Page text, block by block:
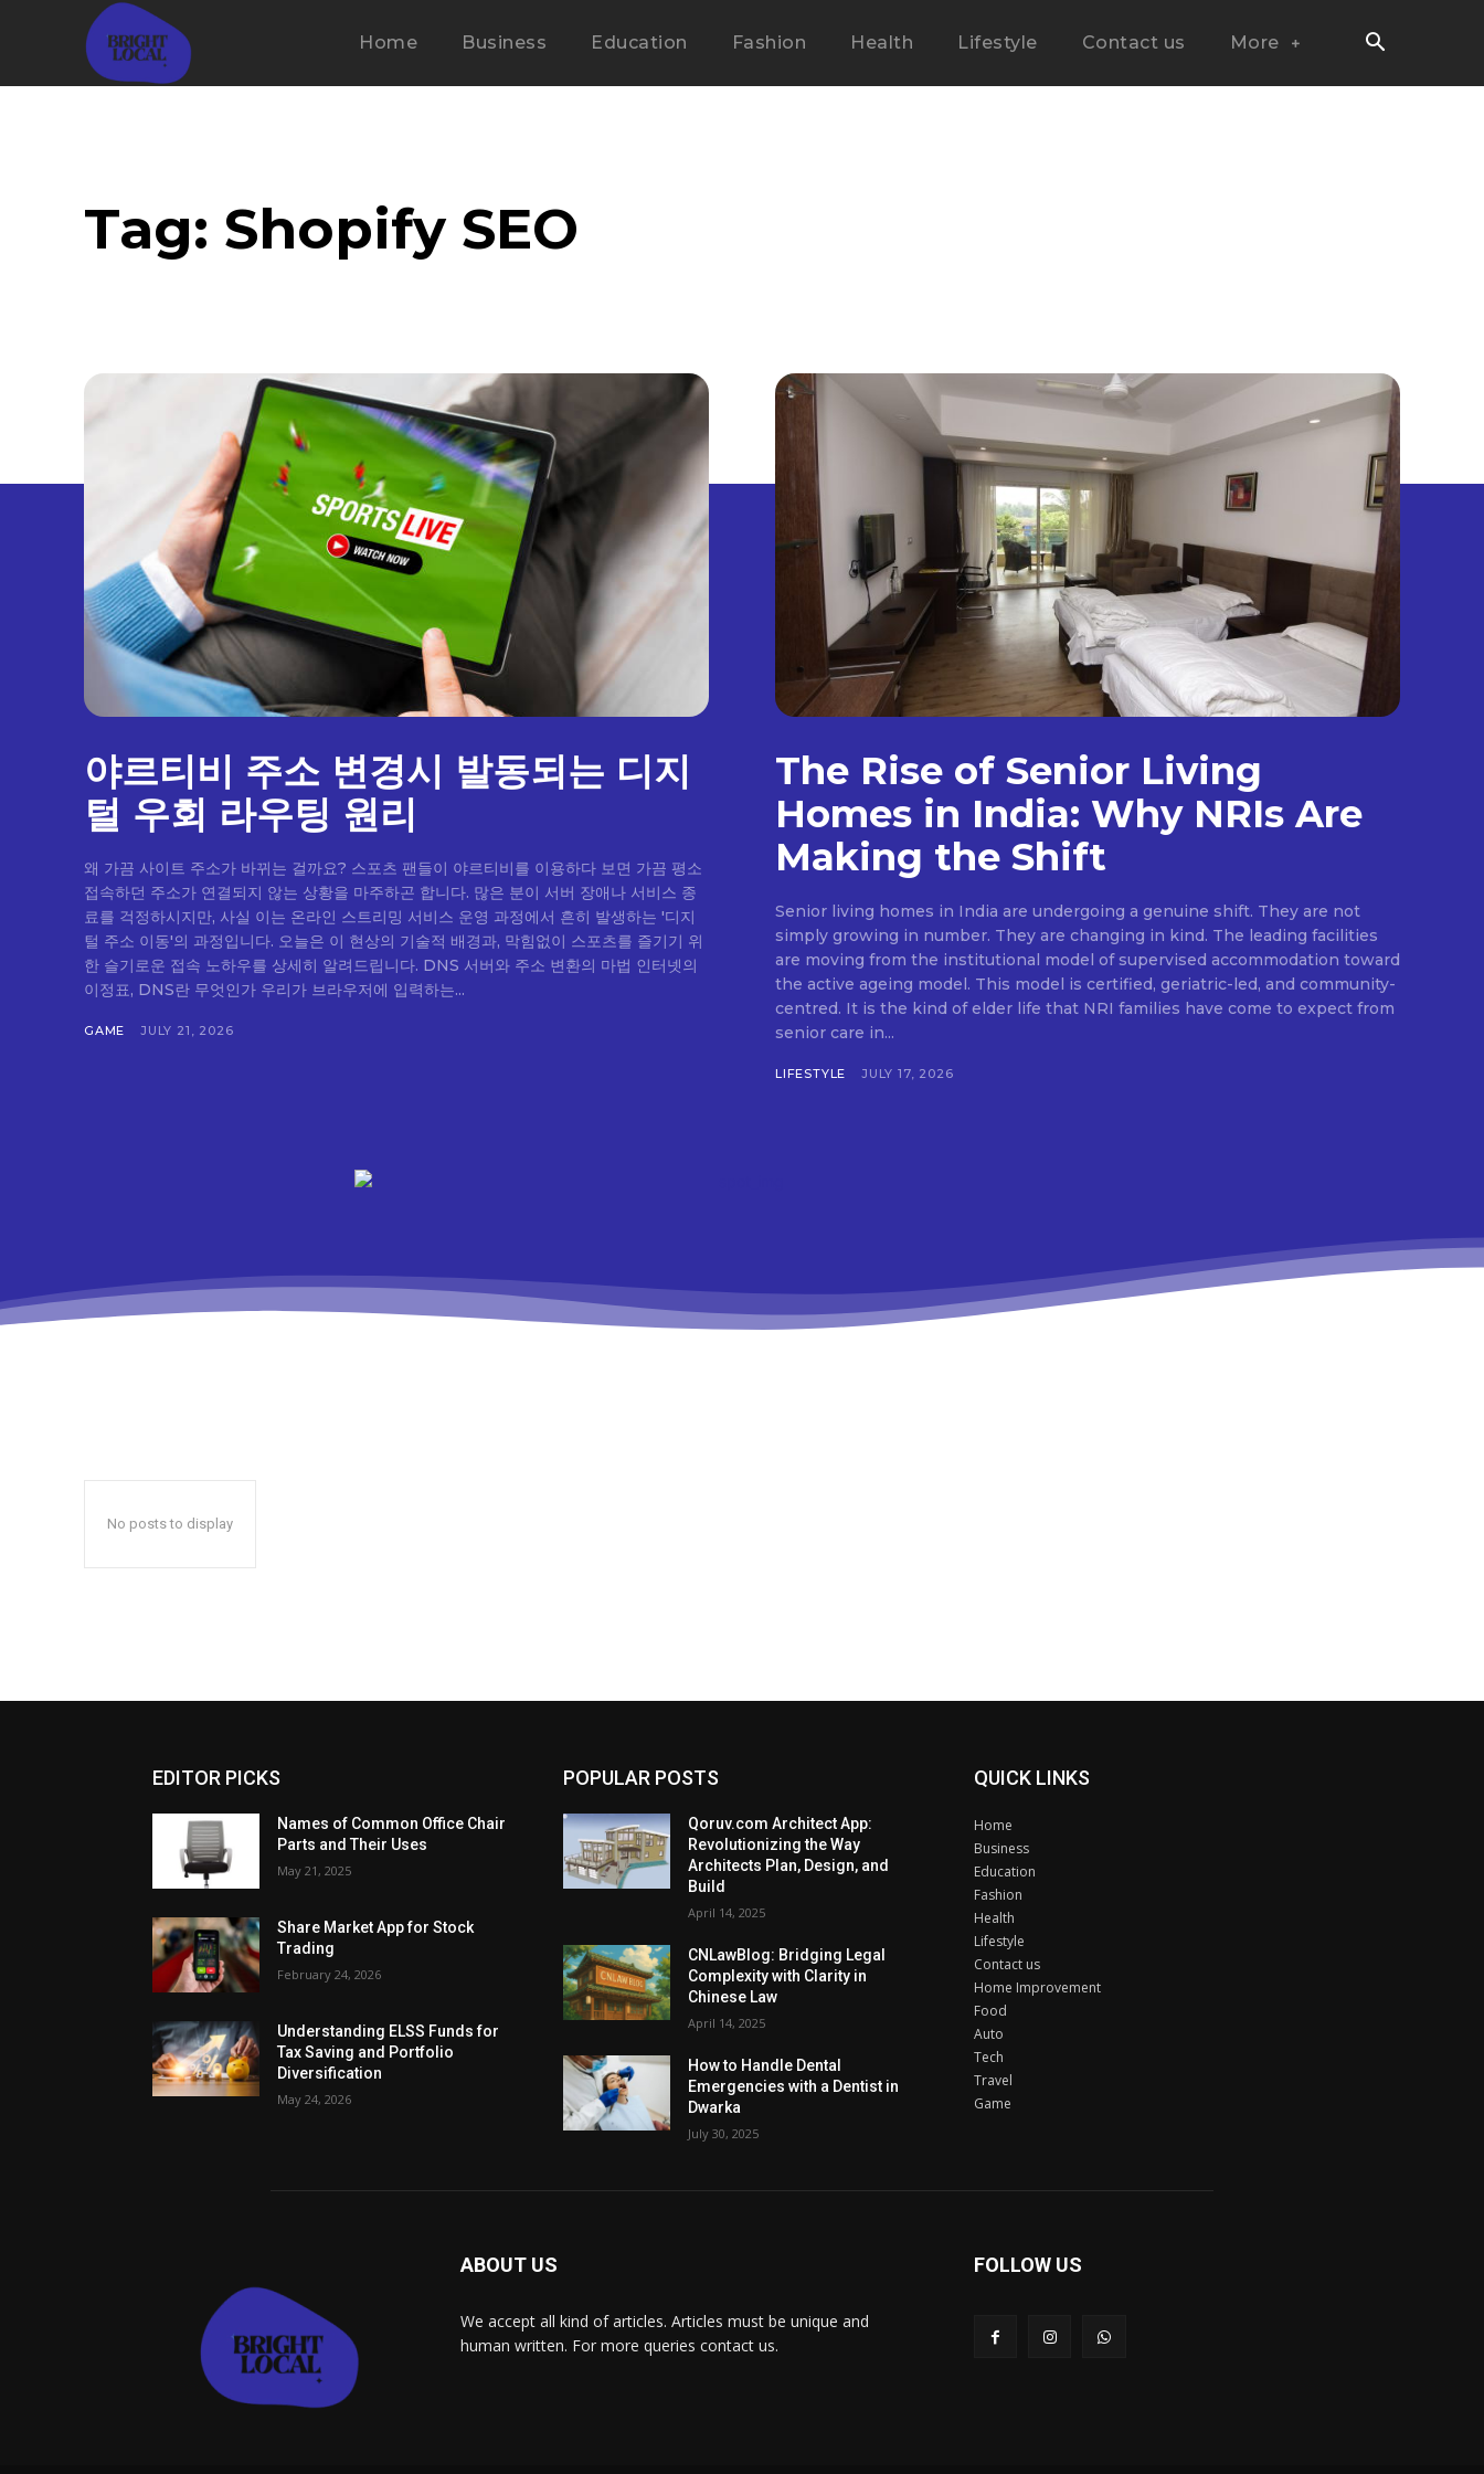
Home Business Education Fashion Health Lifestyle Contact us More
Tag: Shopify SEO
야르티비 주소 변경시 발동되는 디지
털 우회 라우팅 원리
왜 가끔 사이트 주소가 바뀌는 걸까요? 스포츠 팬들이 야르티비를 이용하다 보면 가끔 평소
접속하던 주소가 연결되지 않는 상황을 마주하곤 합니다. 많은 분이 서버 장애나 서비스 종
료를 걱정하시지만, 사실 이는 온라인 스트리밍 서비스 운영 과정에서 흔히 발생하는 '디지
털 주소 이동'의 과정입니다. 오늘은 이 현상의 기술적 배경과, 막힘없이 스포츠를 즐기기 위
한 슬기로운 접속 노하우를 상세히 알려드립니다. DNS 서버와 주소 변환의 마법 인터넷의
이정표, DNS란 무엇인가 우리가 브라우저에 입력하는...
GAME JULY 21, 2026
The Rise of Senior Living
Homes in India: Why NRIs Are
Making the Shift
Senior living homes in India are undergoing a genuine shift. They are not
simply growing in number. They are changing in kind. The leading facilities
are moving from the institutional model of supervised accommodation toward
the active ageing model. This model is certified, geriatric-led, and community-
centred. It is the kind of elder life that NRI families have come to expect from
senior care in...
LIFESTYLE JULY 17, 2026
No posts to display
EDITOR PICKS
Names of Common Office Chair
Parts and Their Uses
May 21, 2025
Share Market App for Stock
Trading
February 24, 2026
Understanding ELSS Funds for
Tax Saving and Portfolio
Diversification
May 24, 2026
POPULAR POSTS
Qoruv.com Architect App:
Revolutionizing the Way
Architects Plan, Design, and
Build
April 14, 2025
CNLawBlog: Bridging Legal
Complexity with Clarity in
Chinese Law
April 14, 2025
How to Handle Dental
Emergencies with a Dentist in
Dwarka
July 30, 2025
QUICK LINKS
Home
Business
Education
Fashion
Health
Lifestyle
Contact us
Home Improvement
Food
Auto
Tech
Travel
Game
ABOUT US
We accept all kind of articles. Articles must be unique and
human written. For more queries contact us.
FOLLOW US